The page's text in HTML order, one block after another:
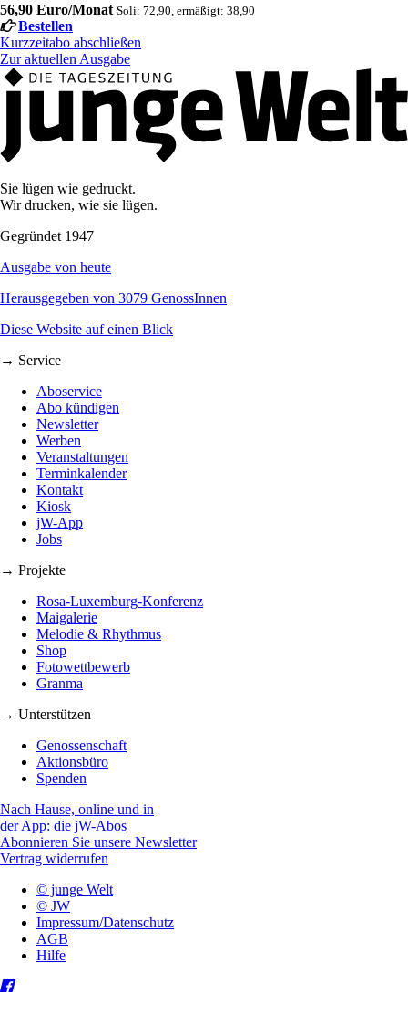
56,90 Euro/Monat Soli: 72,90, ermäßigt: 38,90
Bestellen
Kurzzeitabo abschließen
Zur aktuellen Ausgabe
Sie lügen wie gedruckt.
Wir drucken, wie sie lügen.
Gegründet 1947
Ausgabe von heute
Herausgegeben von 3079 GenossInnen
Diese Website auf einen Blick
→ Service
Aboservice
Abo kündigen
Newsletter
Werben
Veranstaltungen
Terminkalender
Kontakt
Kiosk
jW-App
Jobs
→ Projekte
Rosa-Luxemburg-Konferenz
Maigalerie
Melodie & Rhythmus
Shop
Fotowettbewerb
Granma
→ Unterstützen
Genossenschaft
Aktionsbüro
Spenden
Nach Hause, online und in
der App: die jW-Abos
Abonnieren Sie unsere Newsletter
Vertrag widerrufen
© junge Welt
© JW
Impressum/Datenschutz
AGB
Hilfe